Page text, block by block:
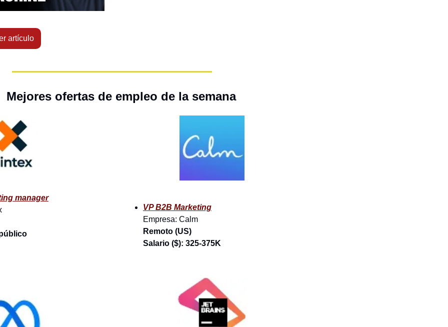
artículo
Mejores ofertas de empleo de la semana
manager
VP B2B Marketing
Empresa: Calm
Remoto (US)
Salario ($): 325-375K